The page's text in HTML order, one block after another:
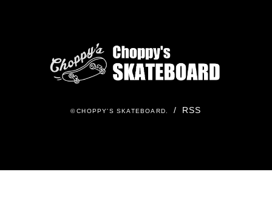
©CHOPPY'S SKATEBOARD. / RSS